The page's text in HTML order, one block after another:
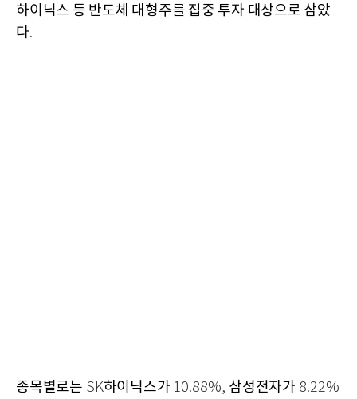
하이닉스 등 반도체 대형주를 집중 투자 대상으로 삼았
다.
종목별로는 SK하이닉스가 10.88%, 삼성전자가 8.22%